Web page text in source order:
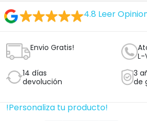
4.8 Leer
Envio Gratis!
L-
14 días
devolución
3
de
!Personaliza tu producto!